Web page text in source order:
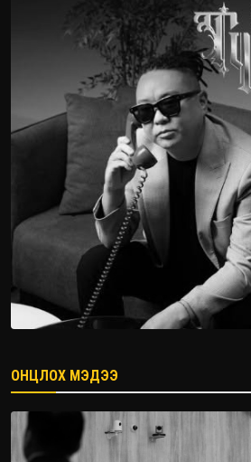
ОНЦЛОХ МЭДЭЭ